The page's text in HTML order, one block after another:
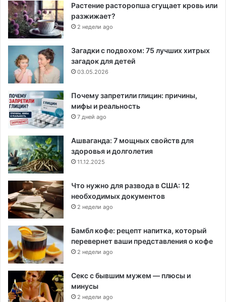
Растение расторопша сгущает кровь или
разжижает?
2 недели ago
Загадки с подвохом: 75 лучших хитрых
загадок для детей
03.05.2026
Почему запретили глицин: причины,
мифы и реальность
7 дней ago
Ашваганда: 7 мощных свойств для
здоровья и долголетия
11.12.2025
Что нужно для развода в США: 12
необходимых документов
2 недели ago
Бамбл кофе: рецепт напитка, который
перевернет ваши представления о кофе
2 недели ago
Секс с бывшим мужем — плюсы и
минусы
2 недели ago